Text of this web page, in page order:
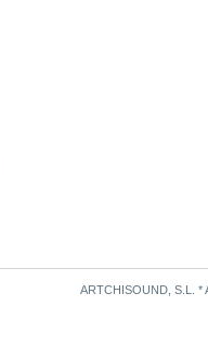
ARTCHISOUND, S.L. *